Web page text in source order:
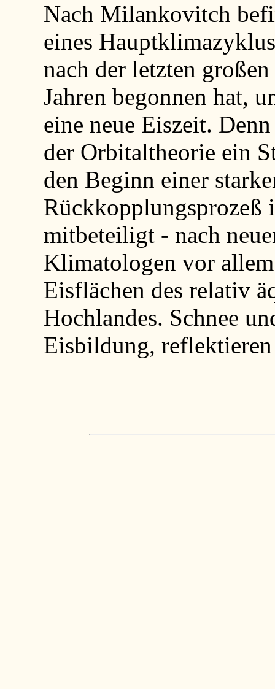
Nach Milankovitch
eines
nach der letzten
Jahren begonnen hat,
eine neue Eiszeit.
der Orbitaltheorie ein
den Beginn einer
Rückkopplungsprozeß
mitbeteiligt - nach
Klimatologen vor
Eisflächen des relativ
Hochlandes. Schnee
Eisbildung,